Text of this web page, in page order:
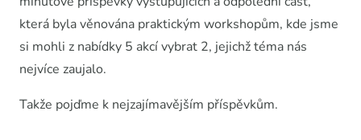
která byla věnována praktickým workshopům, kde jsme
si mohli z nabídky 5 akcí vybrat 2, jejichž téma nás
nejvíce zaujalo.
Takže pojďme k nejzajímavějším příspěvkům.